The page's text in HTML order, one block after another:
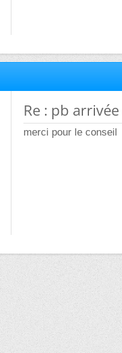
Re : pb
merci pour le conseil